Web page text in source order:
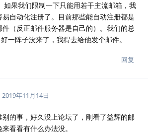
果我们限制一下只能用若干主流邮箱，我
自动化注册了。目前那些能自动注册都是
（反正邮件服务器是自己的）。我们的总
好一阵子没来了，我得去给他发个邮件。
回复
2019年11月14日
的事，好久没上论坛了，刚看了益辉的邮
看看有什么办法没。